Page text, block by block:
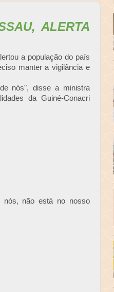
ALERTA
a população do país
manter a vigilância e
nós", disse a ministra
da Guiné-Conacri
nós, não está no nosso